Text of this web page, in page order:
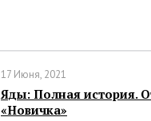
17 Июня, 2021
Яды: Полная история.
«Новичка»